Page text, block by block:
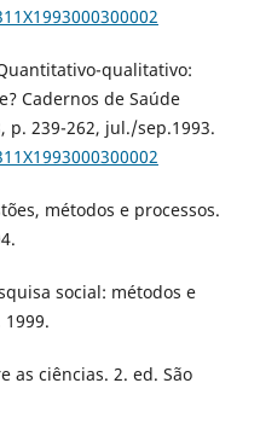
Quantitativo-qualitativo:
Cadernos de Saúde
p. 239-262, jul./sep.1993.
métodos e processos.
social: métodos e
1999.
as ciências. 2. ed. São